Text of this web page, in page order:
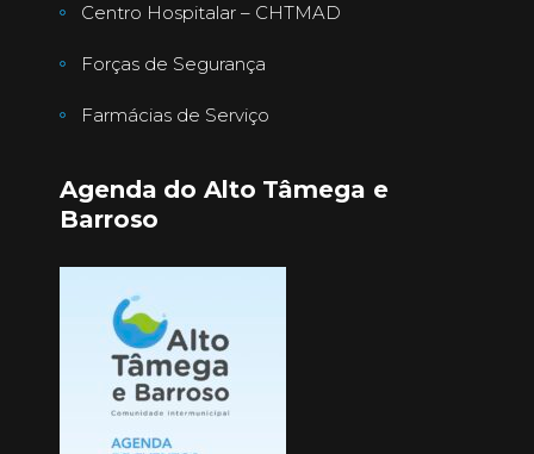
Centro Hospitalar – CHTMAD
Forças de Segurança
Farmácias de Serviço
Agenda do Alto Tâmega e
Barroso